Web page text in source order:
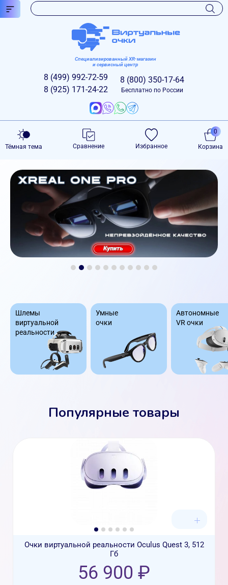
Специализированный XR-магазин
и сервисный центр
8 (499) 992-72-59
8 (925) 171-24-22
8 (800) 350-17-64
Бесплатно по России
Тёмная тема Сравнение Избранное Корзина
0
Шлемы
виртуальной
реальности
Умные
очки
Автономные
VR очки
Популярные товары
Очки виртуальной реальности Oculus Quest 3, 512
Гб
56 900 ₽